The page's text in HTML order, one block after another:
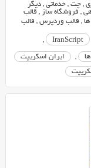
,چت ,خدماتی ,ديگر
, فروشگاه ساز , قالب
, قالب وردپرس , قالب
IranScript
,
,
ایران اسکریپت